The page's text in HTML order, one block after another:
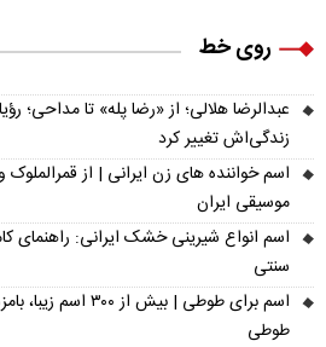
روی خط
عبدالرضا هلالی؛ از «رضا پله» تا مداحی؛
زندگی‌اش تغییر کرد
اسم خواننده های زن ایرانی | از
موسیقی ایران
اسم انواع شیرینی خشک ایرانی: راهنمای
سنتی
اسم برای طوطی | بیش
طوطی